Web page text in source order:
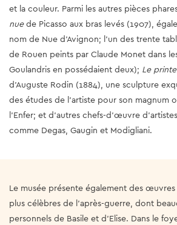
et la couleur. Parmi les autres pièces
nuede Picasso aux bras levés (1907),
nom de Nue d’Avignon; l'un des trente
de Rouen peints par Claude Monet dans
Goulandris en possédaient deux); Le
d’Auguste Rodin (1884), une sculpture
des études de l’artiste pour son magnum
l’Enfer; et d'autres chefs-d'œuvre
comme Degas, Gaugin et Modigliani.
Le musée présente également des œuvres
plus célèbres de l'après-guerre, dont
personnels de Basile et d'Elise. Dans le